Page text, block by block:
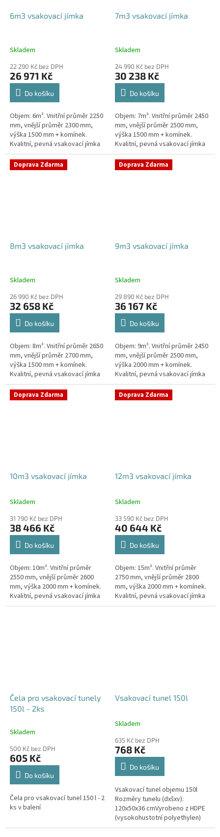
6m3 vsakovací jímka
Skladem
22 290 Kč bez DPH
26 971 Kč
Do košíku
Objem: 6m³. Vnitřní průměr 2250
mm, vnější průměr 2300 mm,
výška 1500 mm + komínek.
Kvalitní, pevná vsakovací jímka
(nádrž) bez potřeby
obetonování Průměr přítoku a
odtoku +...
7m3 vsakovací jímka
Skladem
24 990 Kč bez DPH
30 238 Kč
Do košíku
Objem: 7m³. Vnitřní průměr 2450
mm, vnější průměr 2500 mm,
výška 1500 mm + komínek.
Kvalitní, pevná vsakovací jímka
(nádrž) bez potřeby
obetonování Průměr přítoku a
odtoku +...
Doprava Zdarma
8m3 vsakovací jímka
Skladem
26 990 Kč bez DPH
32 658 Kč
Do košíku
Objem: 8m³. Vnitřní průměr 2650
mm, vnější průměr 2700 mm,
výška 1500 mm + komínek.
Kvalitní, pevná vsakovací jímka
(nádrž) bez potřeby
obetonování Průměr přítoku a
odtoku +...
Doprava Zdarma
9m3 vsakovací jímka
Skladem
29 890 Kč bez DPH
36 167 Kč
Do košíku
Objem: 9m³. Vnitřní průměr 2450
mm, vnější průměr 2500 mm,
výška 2000 mm + komínek.
Kvalitní, pevná vsakovací jímka
(nádrž) bez potřeby
obetonování Průměr přítoku a
odtoku +...
Doprava Zdarma
10m3 vsakovací jímka
Průměrné
produktu
je
5,0
hvězdiček.
Skladem
31 790 Kč bez DPH
38 466 Kč
Do košíku
Objem: 10m³. Vnitřní průměr
2550 mm, vnější průměr 2600
mm, výška 2000 mm + komínek.
Kvalitní, pevná vsakovací jímka
(nádrž) bez potřeby
Doprava Zdarma
12m3 vsakovací jímka
Průměrné
produktu
je
5,0
hvězdiček.
Skladem
33 590 Kč bez DPH
40 644 Kč
Do košíku
Objem: 15m³. Vnitřní průměr
2750 mm, vnější průměr 2800
mm, výška 2000 mm + komínek.
Kvalitní, pevná vsakovací jímka
(nádrž) bez potřeby
Čela pro vsakovací tunely
150l - 2ks
Skladem
500 Kč bez DPH
605 Kč
Do košíku
Čela pro vsakovací tunel 150 l - 2
ks v balení
Vsakovací tunel 150l
Průměrné
produktu
je
4,6
hvězdiček.
Skladem
635 Kč bez DPH
768 Kč
Do košíku
Vsakovací tunel objemu 150l
Rozměry tunelu (dxšxv):
120x50x36 cmVyrobeno z HDPE
(vysokohustotní polyethylen)
Nosnost bloků až 3,5t - možno